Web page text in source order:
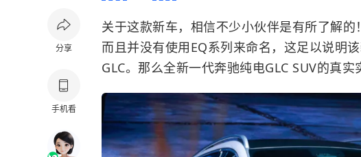
分享
手机看
关于这款新车，相信不少小伙伴是有所了解的
而且并没有使用EQ系列来命名，这足以说明
GLC。那么全新一代奔驰纯电GLC SUV的真